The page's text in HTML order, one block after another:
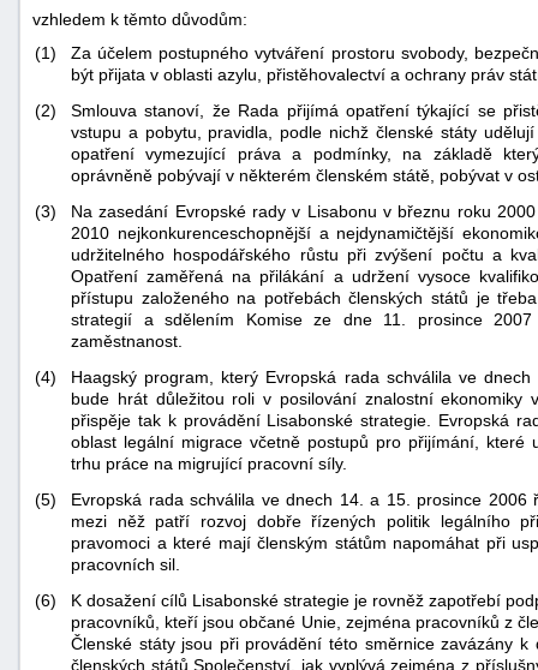
vzhledem k těmto důvodům:
(1)
Za účelem postupného vytváření prostoru svobody,
být přijata v oblasti azylu, přistěhovalectví a ochrany práv
(2)
Smlouva stanoví, že Rada přijímá opatření týkající se
vstupu a pobytu, pravidla, podle nichž členské státy
opatření vymezující práva a podmínky, na základě
oprávněně pobývají v některém členském státě, pobývat v
(3)
Na zasedání Evropské rady v Lisabonu v březnu roku
2010 nejkonkurenceschopnější a nejdynamičtější
udržitelného hospodářského růstu při zvýšení počtu a
Opatření zaměřená na přilákání a udržení vysoce
přístupu založeného na potřebách členských států je
strategií a sdělením Komise ze dne 11. prosince
zaměstnanost.
(4)
Haagský program, který Evropská rada schválila ve
bude hrát důležitou roli v posilování znalostní ekonomiky
přispěje tak k provádění Lisabonské strategie. Evropská
oblast legální migrace včetně postupů pro přijímání, které
trhu práce na migrující pracovní síly.
(5)
Evropská rada schválila ve dnech 14. a 15. prosince
mezi něž patří rozvoj dobře řízených politik legálního
pravomoci a které mají členským státům napomáhat při
pracovních sil.
(6)
K dosažení cílů Lisabonské strategie je rovněž zapotřebí
pracovníků, kteří jsou občané Unie, zejména pracovníků z
Členské státy jsou při provádění této směrnice zavázány
členských států Společenství, jak vyplývá zejména z
škody
+náhrady